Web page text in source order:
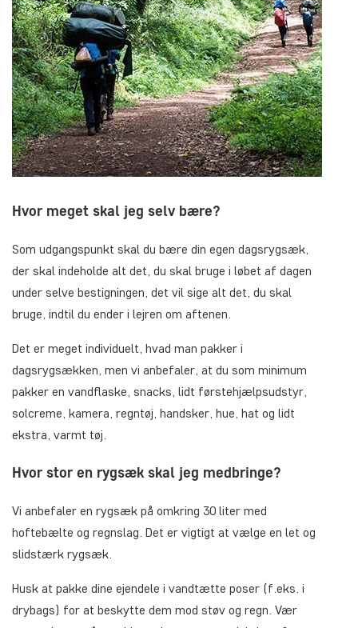
Hvor meget skal jeg selv bære?
Som udgangspunkt skal du bære din egen dagsrygsæk,
der skal indeholde alt det, du skal bruge i løbet af dagen
under selve bestigningen, det vil sige alt det, du skal
bruge, indtil du ender i lejren om aftenen.
Det er meget individuelt, hvad man pakker i
dagsrygsækken, men vi anbefaler, at du som minimum
pakker en vandflaske, snacks, lidt førstehjælpsudstyr,
solcreme, kamera, regntøj, handsker, hue, hat og lidt
ekstra, varmt tøj.
Hvor stor en rygsæk skal jeg medbringe?
Vi anbefaler en rygsæk på omkring 30 liter med
hoftebælte og regnslag. Det er vigtigt at vælge en let og
slidstærk rygsæk.
Husk at pakke dine ejendele i vandtætte poser (f.eks. i
drybags) for at beskytte dem mod støv og regn. Vær